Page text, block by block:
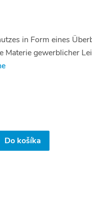
in Form eines
Materie gewerblicher
Do košíka